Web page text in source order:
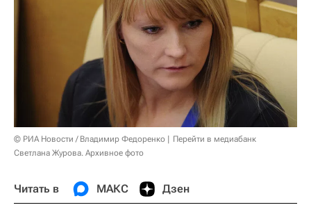
© РИА Новости / Владимир Федоренко
Перейти в медиабанк
Светлана Журова. Архивное фото
Читать в МАКС Дзен